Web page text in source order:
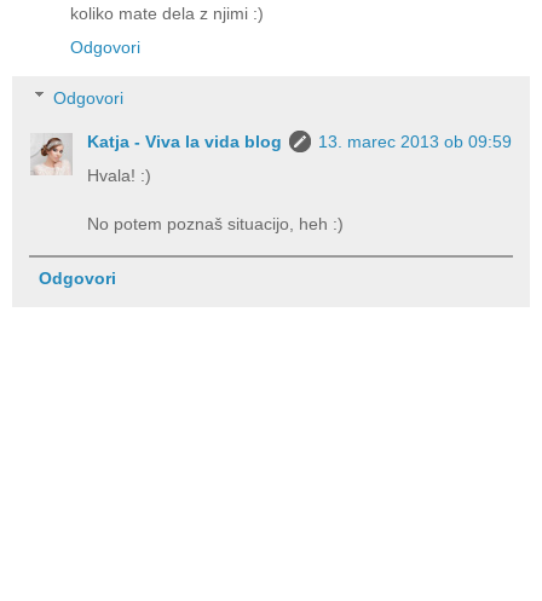
koliko mate dela z njimi :)
Odgovori
Odgovori
Katja - Viva la vida blog
13. marec 2013 ob 09:59
Hvala! :)
No potem poznaš situacijo, heh :)
Odgovori